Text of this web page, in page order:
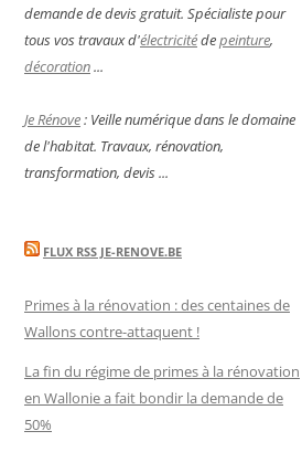
demande de devis gratuit. Spécialiste pour
tous vos travaux d'électricitédepeinture,
décoration...
Je Rénove: Veille numérique dans le domaine
de l'habitat. Travaux, rénovation,
transformation, devis ...
FLUX RSS JE-RENOVE.BE
Primes à la rénovation : des centaines de
Wallons contre-attaquent !
La fin du régime de primes à la rénovation
en Wallonie a fait bondir la demande de
50%